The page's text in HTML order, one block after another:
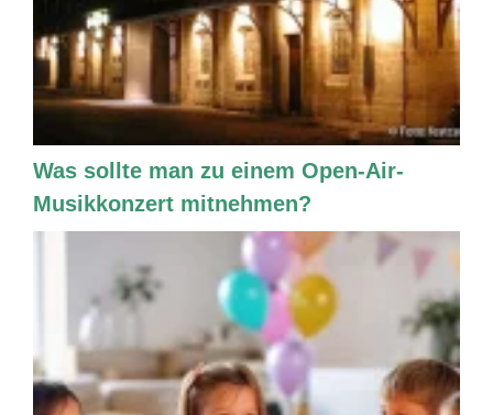
Was sollte man zu einem Open-Air-
Musikkonzert mitnehmen?